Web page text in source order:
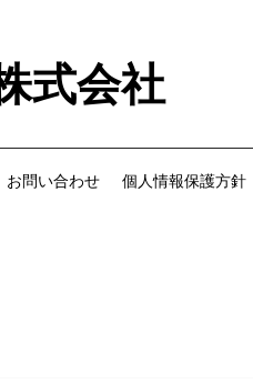
式会社
お問い合わせ 個人情報保護方針